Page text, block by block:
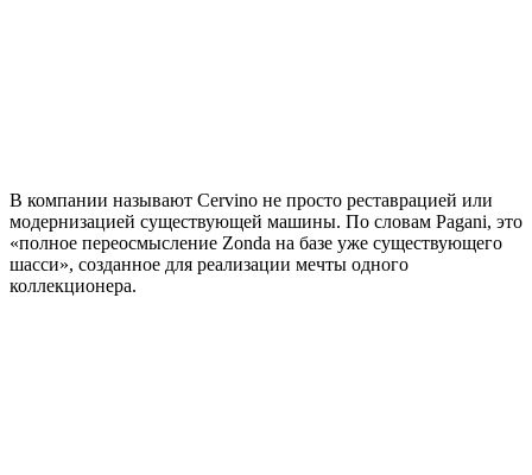
В компании называют Cervino не просто реставрацией или
модернизацией существующей машины. По словам Pagani, это
«полное переосмысление Zonda на базе уже существующего
шасси», созданное для реализации мечты одного
коллекционера.